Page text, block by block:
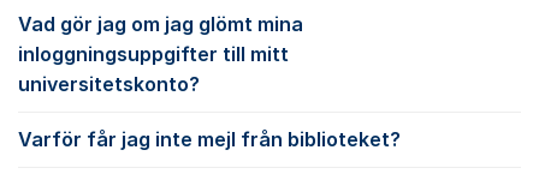
Vad gör jag om jag glömt mina
inloggningsuppgifter till mitt
universitetskonto?
Varför får jag inte mejl från biblioteket?